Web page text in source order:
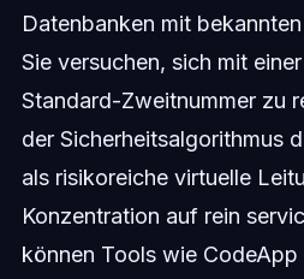
Datenbanken mit
Sie versuchen, sich mit
Standard-Zweitnummer zu
der Sicherheitsalgorithmus
als risikoreiche virtuelle
Konzentration auf rein
können Tools wie